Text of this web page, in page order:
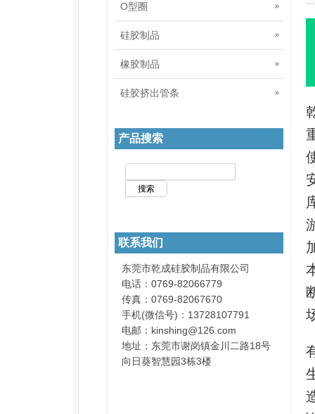
O型圈
硅胶制品
橡胶制品
硅胶挤出管条
产品搜索
联系我们
东莞市乾成硅胶制品有限公司
电话：0769-82066779
传真：0769-82067670
手机(微信号)：13728107791
电邮：kinshing@126.com
地址：东莞市谢岗镇金川二路18号
向日葵智慧园3栋3楼